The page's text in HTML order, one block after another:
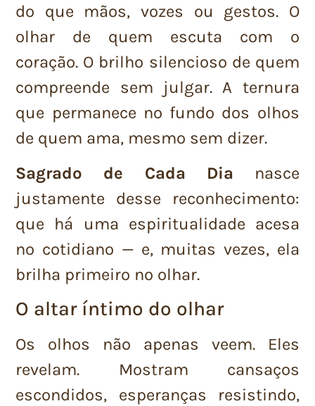
do que mãos, vozes ou gestos. O
olhar de quem escuta com o
coração. O brilho silencioso de quem
compreende sem julgar. A ternura
que permanece no fundo dos olhos
de quem ama, mesmo sem dizer.
Sagrado de Cada Dia nasce
justamente desse reconhecimento:
que há uma espiritualidade acesa
no cotidiano — e, muitas vezes, ela
brilha primeiro no olhar.
O altar íntimo do olhar
Os olhos não apenas veem. Eles
revelam. Mostram cansaços
escondidos, esperanças resistindo,